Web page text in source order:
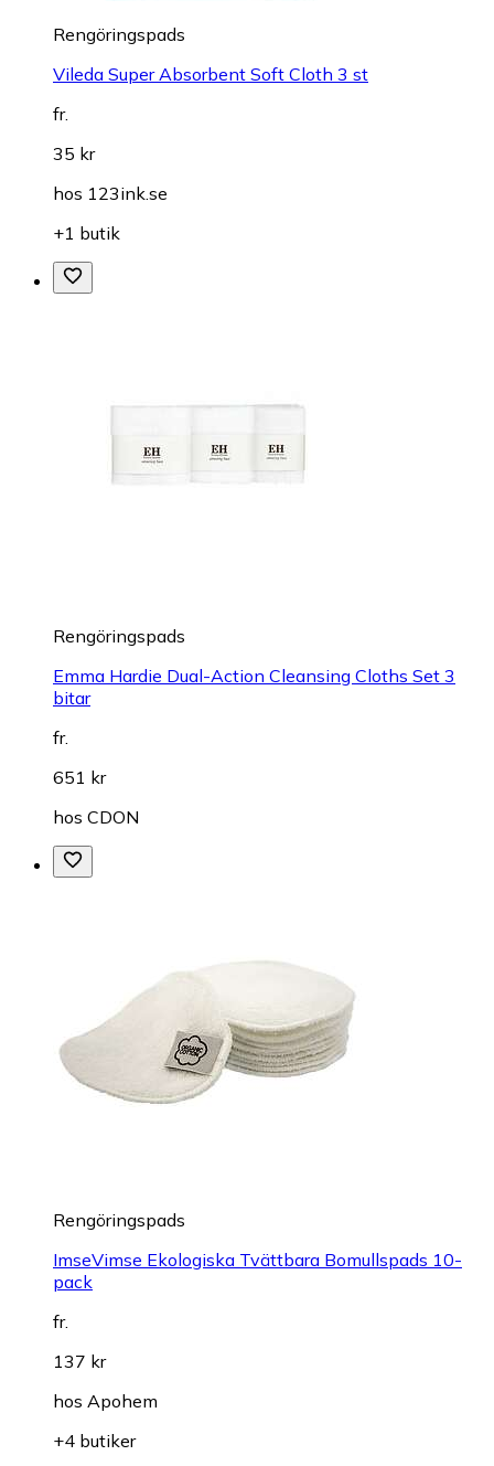
Rengöringspads
Vileda Super Absorbent Soft Cloth 3 st
fr.
35 kr
hos 123ink.se
+1 butik
Rengöringspads
Emma Hardie Dual-Action Cleansing Cloths Set 3
bitar
fr.
651 kr
hos CDON
Rengöringspads
ImseVimse Ekologiska Tvättbara Bomullspads 10-
pack
fr.
137 kr
hos Apohem
+4 butiker